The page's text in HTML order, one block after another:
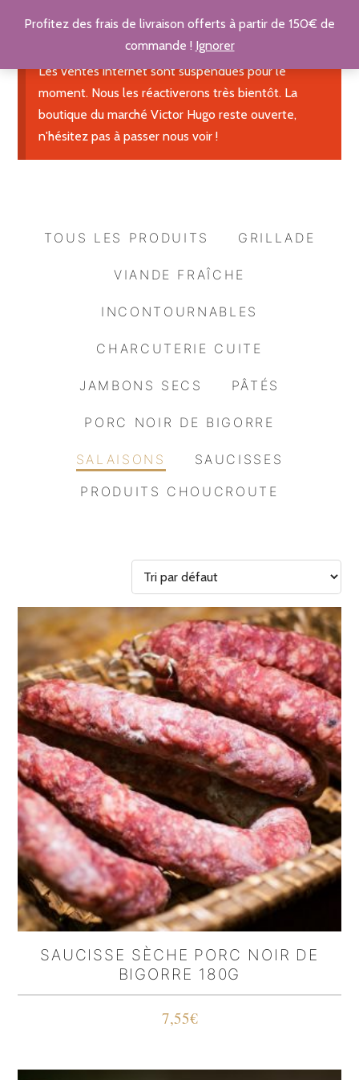
Les ventes internet sont suspendues pour le
moment. Nous les réactiverons très bientôt. La
boutique du marché Victor Hugo reste ouverte,
n'hésitez pas à passer nous voir !
TOUS LES PRODUITS GRILLADE
VIANDE FRAÎCHE
INCONTOURNABLES
CHARCUTERIE CUITE
JAMBONS SECS PÂTÉS
PORC NOIR DE BIGORRE
SALAISONS
SAUCISSES
PRODUITS CHOUCROUTE
SAUCISSE SÈCHE PORC NOIR DE
BIGORRE 180G
7,55€
Profitez des frais de livraison offerts à partir de 150€ de
commande ! Ignorer